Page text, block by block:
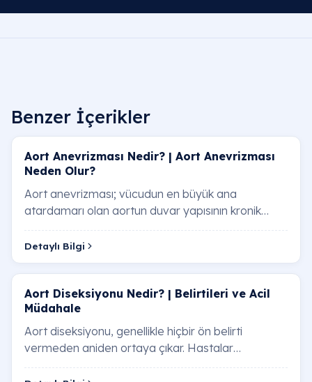
Benzer İçerikler
Aort Anevrizması Nedir? | Aort Anevrizması
Neden Olur?
Aort anevrizması; vücudun en büyük ana
atardamarı olan aortun duvar yapısının kronik
olarak zayıflaması neticesinde, belirli bir
bölgesinden…
Detaylı Bilgi
Aort Diseksiyonu Nedir? | Belirtileri ve Acil
Müdahale
Aort diseksiyonu, genellikle hiçbir ön belirti
vermeden aniden ortaya çıkar. Hastalar
tarafından en sık dile getirilen "yırtılma" hissi ve s…